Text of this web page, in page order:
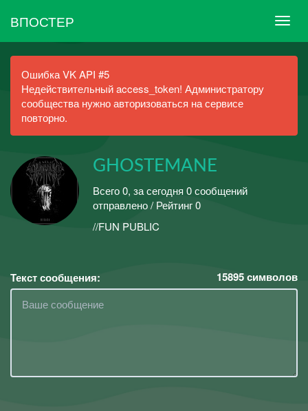
ВПОСТЕР
Ошибка VK API #5
Недействительный access_token! Администратору
сообщества нужно авторизоваться на сервисе
повторно.
GHOSTEMANE
Всего 0, за сегодня 0 сообщений
отправлено / Рейтинг 0
//FUN PUBLIC
Текст сообщения: 15895символов